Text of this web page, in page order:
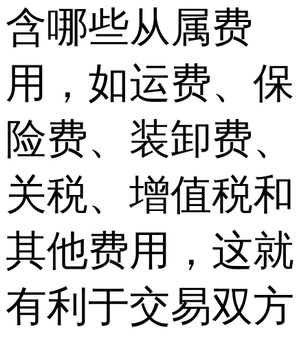
含哪些从属费
用，如运费、保
险费、装卸费、
关税、增值税和
其他费用，这就
有利于交易双方